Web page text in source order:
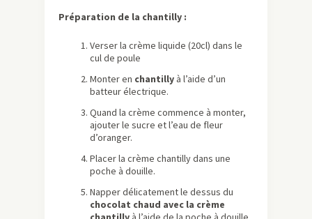
Préparation de la chantilly :
Verser la crème liquide (20cl) dans le
cul de poule
Monter en chantilly à l’aide d’un
batteur électrique.
Quand la crème commence à monter,
ajouter le sucre et l’eau de fleur
d’oranger.
Placer la crème chantilly dans une
poche à douille.
Napper délicatement le dessus du
chocolat chaud avec la crème